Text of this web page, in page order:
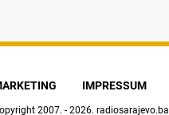
IMPRESSUM
2007. - 2026. radiosarajevo.ba